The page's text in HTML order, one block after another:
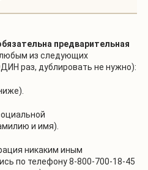
предварительная
из следующих
раз, дублировать не нужно):
и имя).
никаким иным
по телефону 8-800-700-18-45